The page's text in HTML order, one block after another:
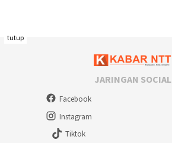
JARINGAN SOCIAL
Facebook
Instagram
Tiktok
tutup